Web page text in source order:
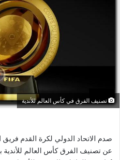
ت
ن
ي
تصنيف الفرق في كأس العالم للأندية
صدم الاتحاد الدولي لكرة القدم فريق
عن تصنيف الفرق كأس العالم